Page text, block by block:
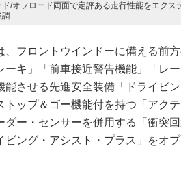
ド/オフロード両面で定評ある走行性能をエクス
フロントウインドーに備える前
ーキ」「前車接近警告機能」「レ
能させる先進安全装備「ドライビ
トップ＆ゴー機能付を持つ「アク
ダー・センサーを併用する「衝突
ビング・アシスト・プラス」をオ